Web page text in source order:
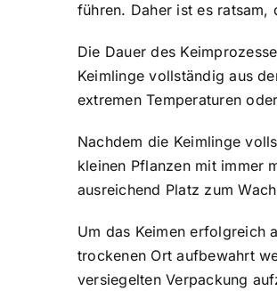
führen. Daher ist es ratsam,
Die Dauer des
Keimlinge vollständig aus
extremen Temperaturen
Nachdem die Keimlinge
kleinen Pflanzen mit immer
ausreichend Platz zum
Um das Keimen erfolgreich
trockenen Ort aufbewahrt
versiegelten Verpackung